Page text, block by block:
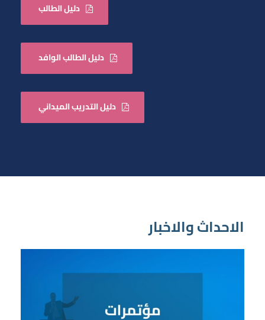
دليل الطالب
دليل الطالب الوافد
دليل التدريب الميداني
الاحداث والاخبار